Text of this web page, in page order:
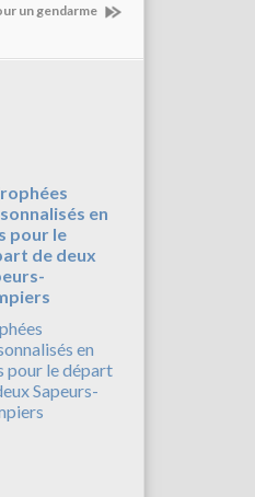
un gendarme
en
pour le départ
Sapeurs-